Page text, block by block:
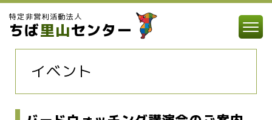
特定非営利活動法人
ちば里山センター
イベント